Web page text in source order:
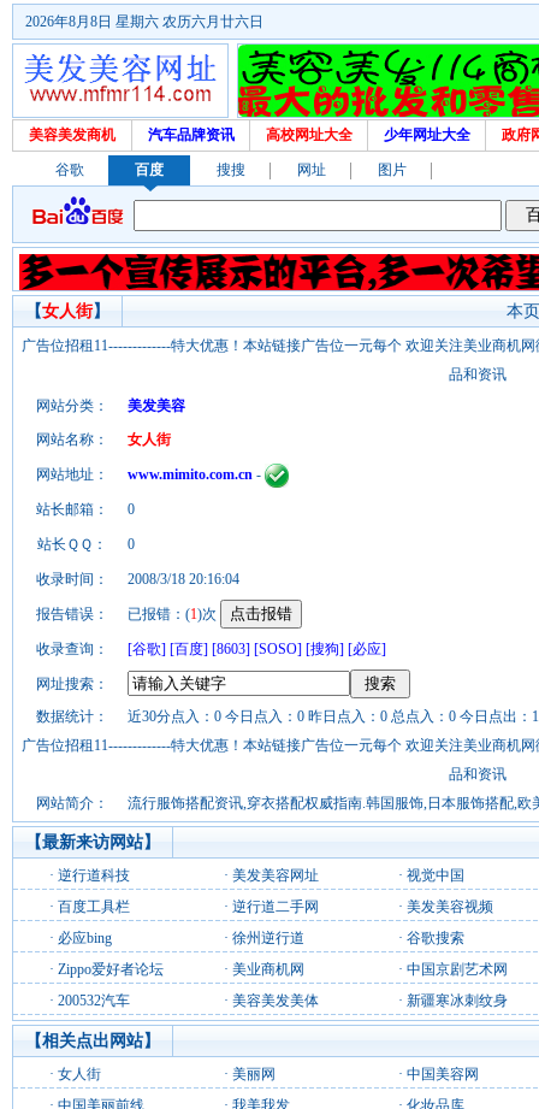
2026年8月8日 星期六 农历六月廿六日
美容美发商机 汽车品牌资讯 高校网址大全 少年网址大全 政府
谷歌 百度 搜搜 网址 图片
本
【女人街】
广告位招租11-------------特大优惠！本站链接广告位一元每个 欢迎关注美业商机
品和资讯
网站分类：
美发美容
网站名称：
女人街
网站地址： www.mimito.com.cn -
站长邮箱： 0
站长ＱＱ： 0
收录时间： 2008/3/18 20:16:04
报告错误： 已报错：(1)次
收录查询： [谷歌] [百度] [8603] [SOSO] [搜狗] [必应]
网址搜索：
数据统计：
近30分点入：0 今日点入：0 昨日点入：0 总点入：0 今日点出：
广告位招租11-------------特大优惠！本站链接广告位一元每个 欢迎关注美业商机
品和资讯
网站简介：
流行服饰搭配资讯,穿衣搭配权威指南.韩国服饰,日本服饰搭配,
【最新来访网站】
· 逆行道科技 · 美发美容网址 · 视觉中国
· 百度工具栏 · 逆行道二手网 · 美发美容视频
· 必应bing · 徐州逆行道 · 谷歌搜索
· Zippo爱好者论坛 · 美业商机网 · 中国京剧艺术网
· 200532汽车 · 美容美发美体 · 新疆寒冰刺纹身
【相关点出网站】
· 女人街 · 美丽网 · 中国美容网
· 中国美丽前线 · 我美我发 · 化妆品库